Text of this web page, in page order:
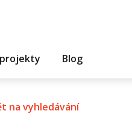
Blog
na vyhledávání